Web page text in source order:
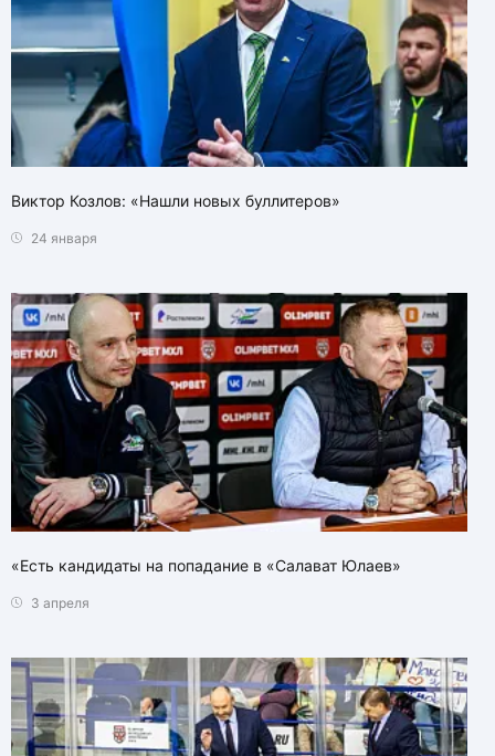
Виктор Козлов: «Нашли новых буллитеров»
24 января
«Есть кандидаты на попадание в «Салават Юлаев»
3 апреля